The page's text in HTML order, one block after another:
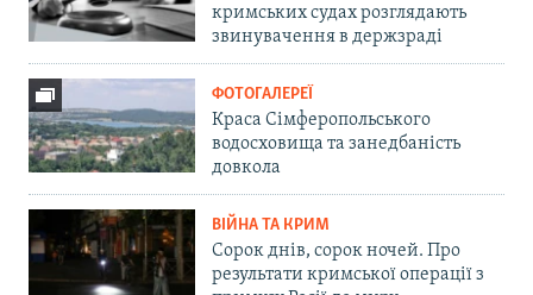
кримських судах розглядають
звинувачення в держзраді
ФОТОГАЛЕРЕЇ
Краса Сімферопольського
водосховища та занедбаність
довкола
ВІЙНА ТА КРИМ
Сорок днів, сорок ночей. Про
результати кримської операції з